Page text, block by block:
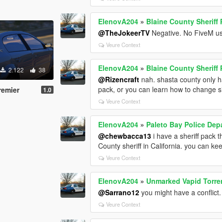
2.122 38
1.0
ElenovA204 » Blaine County Sheriff
@TheJokeerTV Negative. No FiveM
Veure Context
ElenovA204 » Blaine County Sheriff
@Rizencraft nah. shasta county only
pack, or you can learn how to change
Veure Context
ElenovA204 » Paleto Bay Police
@chewbacca13 i have a sheriff pack
County sheriff in California. you can
Veure Context
ElenovA204 » Unmarked Vapid
@Sarrano12 you might have a
Veure Context